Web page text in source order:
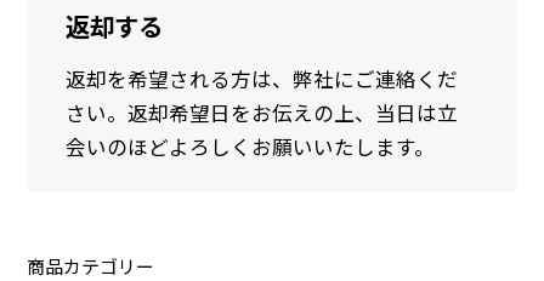
返却する
返却を希望される方は、弊社にご連絡くだ
さい。返却希望日をお伝えの上、当日は立
会いのほどよろしくお願いいたします。
商品カテゴリー